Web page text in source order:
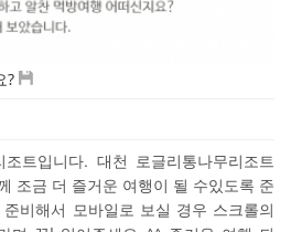
?
트입니다. 대천 로글리통나무리조트
조금 더 즐거운 여행이 될 수있도록 준
비해서 모바일로 보실 경우 스크롤의